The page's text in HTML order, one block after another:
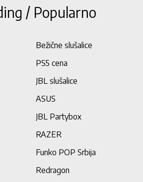
/ Popularno
Bežične slušalice
PS5 cena
JBL slušalice
ASUS
JBL Partybox
RAZER
Funko POP Srbija
Redragon